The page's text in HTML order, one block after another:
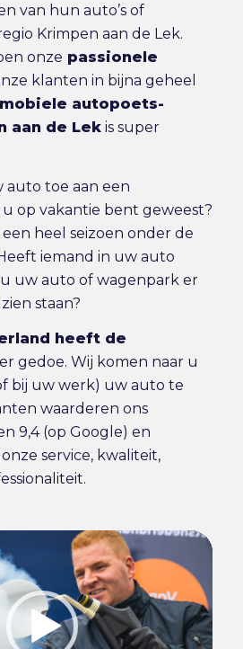
van hun auto’s of
Krimpen aan de Lek.
onze passionele
klanten in bijna geheel
mobiele autopoets-
aan de Lekis super
auto toe aan een
op vakantie bent geweest?
heel seizoen onder de
iemand in uw auto
uw auto of wagenpark er
staan?
heeft de
gedoe. Wij komen naar u
bij uw werk) uw auto te
waarderen ons
9,4 (op Google) en
service, kwaliteit,